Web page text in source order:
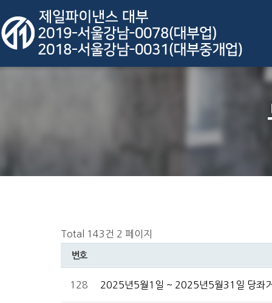
Total 143건 2 페이지
번호
128 2025년5월1일 ~ 2025년5월31일 당좌